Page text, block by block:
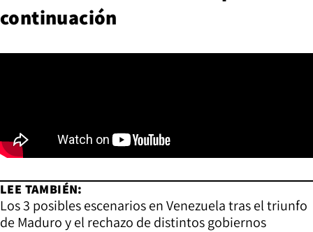
continuación
LEE TAMBIÉN:
Los 3 posibles escenarios en Venezuela tras el triunfo
de Maduro y el rechazo de distintos gobiernos